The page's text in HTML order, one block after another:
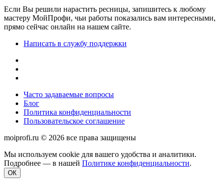
Если Вы решили нарастить ресницы, запишитесь к любому
мастеру МойПрофи, чьи работы показались вам интересными,
прямо сейчас онлайн на нашем сайте.
Написать в службу поддержки
Часто задаваемые вопросы
Блог
Политика конфиденциальности
Пользовательское соглашение
moiprofi.ru © 2026 все права защищены
Мы используем cookie для вашего удобства и аналитики.
Подробнее — в нашей Политике конфиденциальности.
ОК